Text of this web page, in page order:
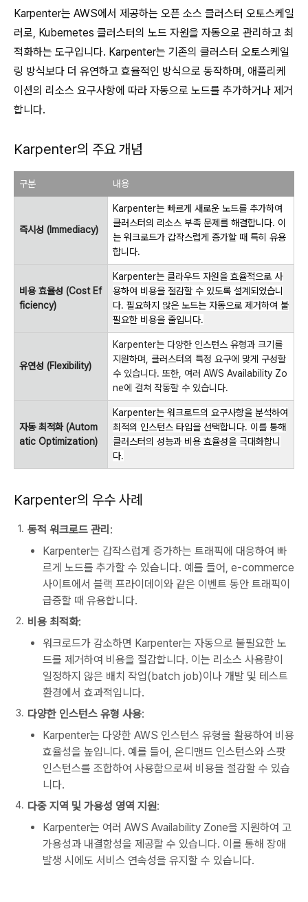
Karpenter는 AWS에서 제공하는 오픈 소스 클러스터 오토스케일
러로, Kubernetes 클러스터의 노드 자원을 자동으로 관리하고 최
적화하는 도구입니다. Karpenter는 기존의 클러스터 오토스케일
링 방식보다 더 유연하고 효율적인 방식으로 동작하며, 애플리케
이션의 리소스 요구사항에 따라 자동으로 노드를 추가하거나 제거
합니다.
Karpenter의 주요 개념
구분 내용
즉시성 (Immediacy)
Karpenter는 빠르게 새로운 노드를 추가하여
클러스터의 리소스 부족 문제를 해결합니다. 이
는 워크로드가 갑작스럽게 증가할 때 특히 유용
합니다.
비용 효율성 (Cost Ef
ficiency)
Karpenter는 클라우드 자원을 효율적으로 사
용하여 비용을 절감할 수 있도록 설계되었습니
다. 필요하지 않은 노드는 자동으로 제거하여 불
필요한 비용을 줄입니다.
유연성 (Flexibility)
Karpenter는 다양한 인스턴스 유형과 크기를
지원하며, 클러스터의 특정 요구에 맞게 구성할
수 있습니다. 또한, 여러 AWS Availability Zo
ne에 걸쳐 작동할 수 있습니다.
자동 최적화 (Autom
atic Optimization)
Karpenter는 워크로드의 요구사항을 분석하여
최적의 인스턴스 타입을 선택합니다. 이를 통해
클러스터의 성능과 비용 효율성을 극대화합니
다.
Karpenter의 우수 사례
동적 워크로드 관리 :
Karpenter는 갑작스럽게 증가하는 트래픽에 대응하여 빠
르게 노드를 추가할 수 있습니다. 예를 들어, e-commerce
사이트에서 블랙 프라이데이와 같은 이벤트 동안 트래픽이
급증할 때 유용합니다.
비용 최적화:
워크로드가 감소하면 Karpenter는 자동으로 불필요한 노
드를 제거하여 비용을 절감합니다. 이는 리소스 사용량이
일정하지 않은 배치 작업(batch job)이나 개발 및 테스트
환경에서 효과적입니다.
다양한 인스턴스 유형 사용:
Karpenter는 다양한 AWS 인스턴스 유형을 활용하여 비용
효율성을 높입니다. 예를 들어, 온디맨드 인스턴스와 스팟
인스턴스를 조합하여 사용함으로써 비용을 절감할 수 있습
니다.
다중 지역 및 가용성 영역 지원:
Karpenter는 여러 AWS Availability Zone을 지원하여 고
가용성과 내결함성을 제공할 수 있습니다. 이를 통해 장애
발생 시에도 서비스 연속성을 유지할 수 있습니다.